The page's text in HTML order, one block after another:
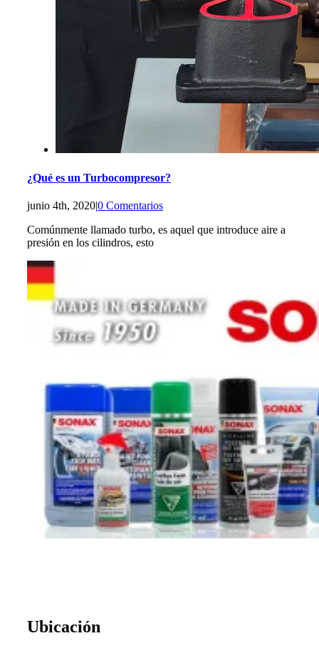
¿Qué es un Turbocompresor?
junio 4th, 2020|0 Comentarios
Comúnmente llamado turbo, es aquel que introduce aire a
presión en los cilindros, esto
Ubicación